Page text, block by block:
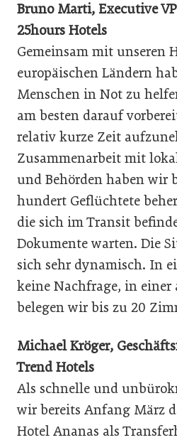
Bruno Marti, Executive
25hours Hotels
Gemeinsam mit unseren
europäischen Ländern
Menschen in Not zu
am besten darauf
relativ kurze Zeit
Zusammenarbeit mit
und Behörden haben wir
hundert Geflüchtete
die sich im Transit
Dokumente warten. Die
sich sehr dynamisch. In
keine Nachfrage, in einer
belegen wir bis zu 20
Michael Kröger,
Trend Hotels
Als schnelle und
wir bereits Anfang März
Hotel Ananas als